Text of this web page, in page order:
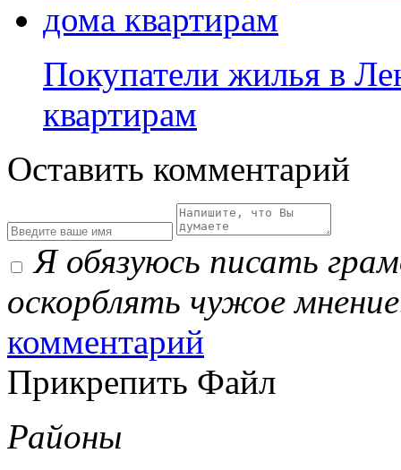
Покупатели жилья в
квартирам
Оставить комментарий
Я обязуюсь писать
оскорблять чужое
комментарий
Прикрепить Файл
Районы